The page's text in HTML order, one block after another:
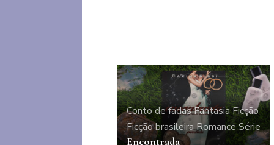
Conto de fadasFantasiaFicção
Ficção brasileiraRomanceSérie
Encontrada